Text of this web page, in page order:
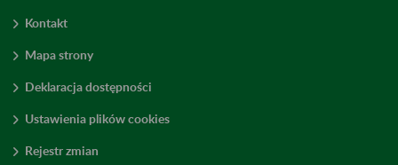
Kontakt
Mapa strony
Deklaracja dostępności
Ustawienia plików cookies
Rejestr zmian